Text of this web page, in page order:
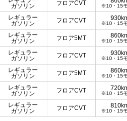
ガソリン
フロアCVT ※10・15
レギュラー
ガソリン
フロアCVT ※10・15
レギュラー
ガソリン
フロア5MT ※10・15
レギュラー
ガソリン
フロアCVT ※10・15
レギュラー
ガソリン
フロア5MT ※10・15
レギュラー
ガソリン
フロアCVT ※10・15
レギュラー
ガソリン
フロアCVT ※10・15